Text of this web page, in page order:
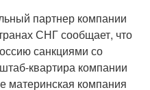
партнер компании
СНГ сообщает, что
санкциями со
квартира компании
материнская компания